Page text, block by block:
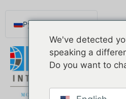
Русский
Español de México
Português do Brasil
Deutsch
We've detected
speaking a
Do you want to